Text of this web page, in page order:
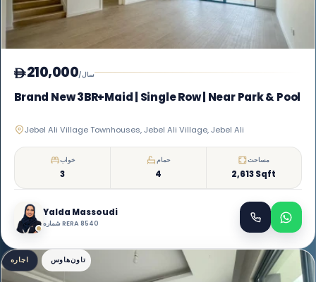
210,000 /سال
Brand New 3BR+Maid | Single Row | Near Park & Pool
Jebel Ali Village Townhouses, Jebel Ali Village, Jebel Ali
خواب
3
حمام
4
مساحت
2,613 Sqft
Yalda Massoudi
شماره RERA 8540
اجاره تاون‌هاوس